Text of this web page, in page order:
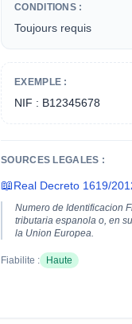
CONDITIONS :
Toujours requis
EXEMPLE :
NIF : B12345678
SOURCES LEGALES :
📖Real Decreto 1619/
Numero de Identificacion
tributaria espanola o, en
la Union Europea.
Fiabilite : Haute